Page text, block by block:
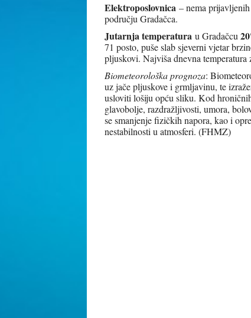
Elektroposlovnica – nema
području Gradačca.
Jutarnja temperatura u Gradačcu
71 posto, puše slab sjeverni vjetar
pljuskovi. Najviša dnevna temperatura
Biometeorološka prognoza:
uz jače pljuskove i grmljavinu, te
usloviti lošiju opću sliku. Kod
glavobolje, razdražljivosti, umora,
se smanjenje fizičkih napora, kao i
nestabilnosti u atmosferi. (FHMZ)